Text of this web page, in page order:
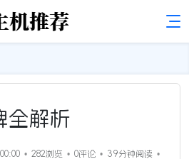
全解析
282浏览 0评论 39分钟阅读